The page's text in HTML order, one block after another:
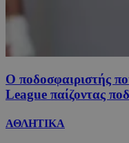
Ο ποδοσφαιριστής
League παίζοντας
ΑΘΛΗΤΙΚΑ